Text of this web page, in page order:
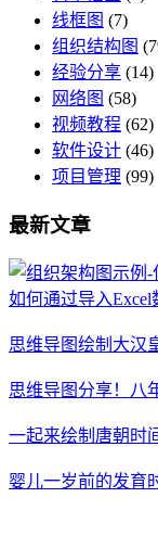
线框图 (7)
组织结构图
经验分享 (14)
网络图 (58)
视频教程 (62)
软件设计 (46)
项目管理 (99)
最新文章
如何通过导入Excel
思维导图绘制大汉
思维导图分享！八
一起来绘制唐朝时
婴儿一岁前的发育